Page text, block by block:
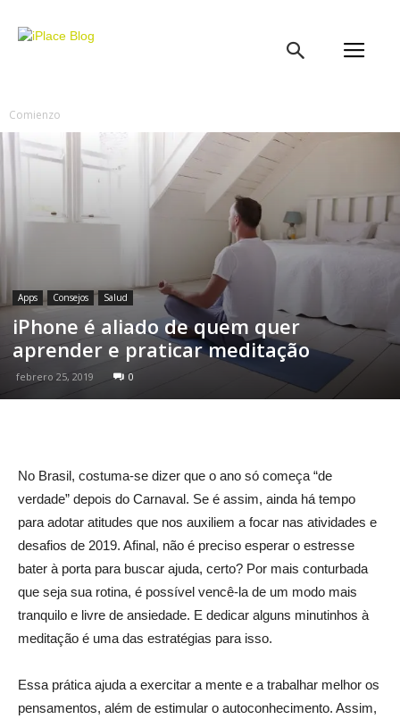
Comienzo
Apps Consejos Salud
iPhone é aliado de quem quer
aprender e praticar meditação
febrero 25, 2019 0
No Brasil, costuma-se dizer que o ano só começa “de
verdade” depois do Carnaval. Se é assim, ainda há tempo
para adotar atitudes que nos auxiliem a focar nas atividades e
desafios de 2019. Afinal, não é preciso esperar o estresse
bater à porta para buscar ajuda, certo? Por mais conturbada
que seja sua rotina, é possível vencê-la de um modo mais
tranquilo e livre de ansiedade. E dedicar alguns minutinhos à
meditação é uma das estratégias para isso.
Essa prática ajuda a exercitar a mente e a trabalhar melhor os
pensamentos, além de estimular o autoconhecimento. Assim,